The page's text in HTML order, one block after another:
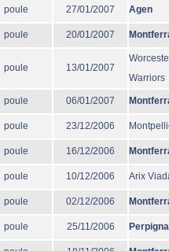
poule 27/01/2007 Agen
poule 20/01/2007
poule 13/01/2007
Warriors
poule 06/01/2007
poule 23/12/2006
poule 16/12/2006
poule 10/12/2006 Arix
poule 02/12/2006
poule 25/11/2006